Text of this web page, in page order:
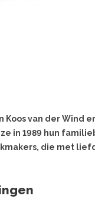
van der Wind
in 1989 hun
die met